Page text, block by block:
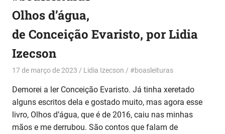
Olhos d’água,
de Conceição Evaristo, por Lidia
Izecson
17 de março de 2023 Lidia Izecson #boasleituras
Demorei a ler Conceição Evaristo. Já tinha xeretado
alguns escritos dela e gostado muito, mas agora esse
livro, Olhos d’água, que é de 2016, caiu nas minhas
mãos e me derrubou. São contos que falam de